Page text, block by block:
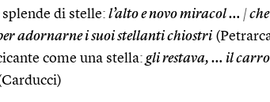
splende di stelle: l’alto e novo miracol … |
adornarne i suoi stellanti chiostri
come una stella: gli restava, … il carro